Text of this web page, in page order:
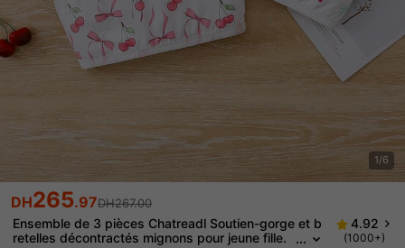
1/6
DH265.97DH267.00
Ensemble de 3 pièces Chatreadl Soutien-gorge et b
retelles décontractés mignons pour jeune fille.
4.92
(1000+)